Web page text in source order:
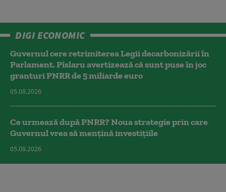
DIGI ECONOMIC
Guvernul cere retrimiterea Legii decarbonizării în
Parlament. Pîslaru avertizează că sunt puse în joc
granturi PNRR de 5 miliarde euro
05.08.2026
Ce urmează după PNRR? Noua strategie prin care
Guvernul vrea să mențină investițiile
05.08.2026